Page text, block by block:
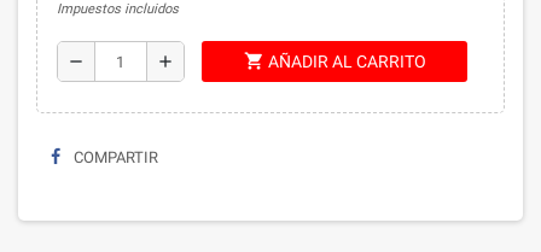
Impuestos incluidos
remove add shopping_cart AÑADIR AL CARRITO
COMPARTIR